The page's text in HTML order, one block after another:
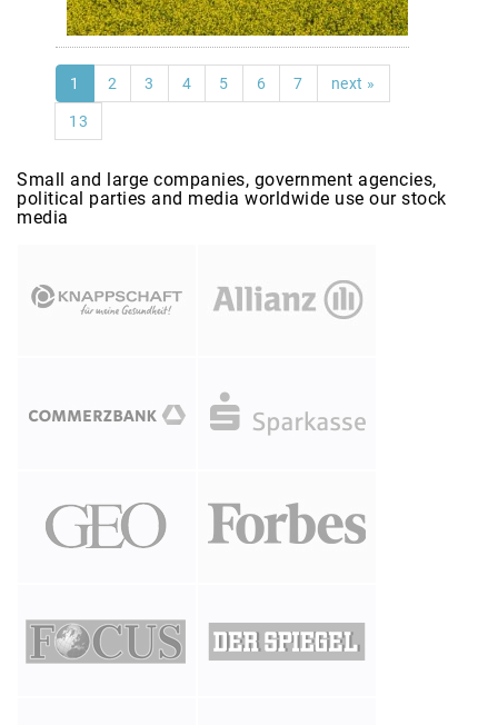
1 2 3 4 5 6 7 next »
13
Small and large companies, government agencies,
political parties and media worldwide use our stock
media